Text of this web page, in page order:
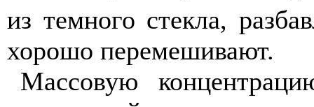
из темного стекла,
хорошо перемешивают.
Массовую